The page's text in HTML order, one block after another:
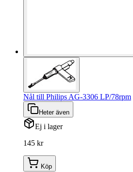
Nål till Philips AG-3306 LP/78rpm
Heter även
Ej i lager
145 kr
Köp